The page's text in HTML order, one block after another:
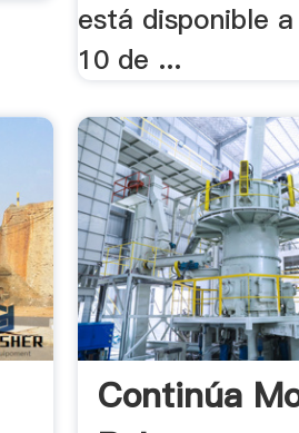
está disponible
10 de ...
Continúa